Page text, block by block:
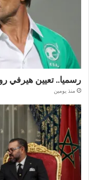
رسميا.. تعيين هيرفي
منذ يومين